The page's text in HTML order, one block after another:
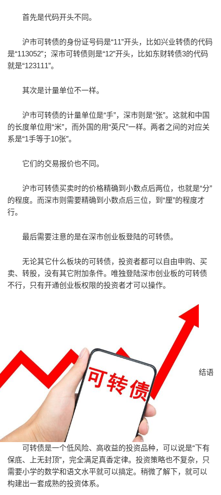
首先是代码开头不同。
沪市可转债的身份证号码是“11”开头，比如兴业转债的代码
是“113052”；深市可转债则是“12”开头，比如东财转债3的代码
就是“123111”。
其次是计量单位不一样。
沪市可转债的计量单位是“手”，深市则是“张”。这就和中国
的长度单位用“米”，而外国的用“英尺”一样。两者之间的对应关
系是“1手等于10张”。
它们的交易报价也不同。
沪市可转债买卖时的价格精确到小数点后两位，也就是“分”
的程度。而深市则需要精确到小数点后三位，到“厘”的程度才
行。
最后需要注意的是在深市创业板登陆的可转债。
无论其它什么板块的可转债，投资者都可以自由申购、买
卖、转股，没有其它附加条件。唯独登陆深市创业板的可转债
不行，只有开通创业板权限的投资者才可以操作。
结语
可转债是一个低风险、高收益的投资品种，可以说是“下有
保底、上无封顶”，完全满足真香定律。投资策略也不复杂，只
需要小学的数学和语文水平就可以搞定。稍微了解下，就可以
构建出一套成熟的投资体系。